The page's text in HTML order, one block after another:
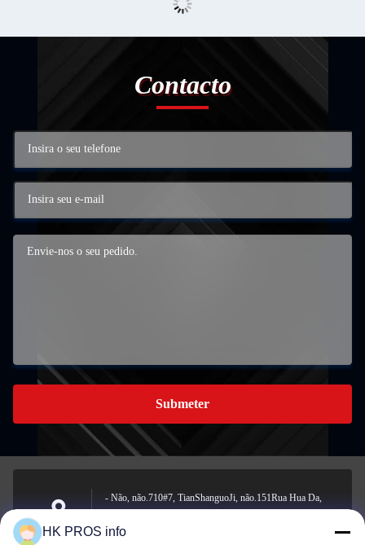
Contacto
Submeter
Endereço
- Não, não.710#7, TianShanguoJi, não.151Rua Hua Da,
de Sanhe
HK PROS info